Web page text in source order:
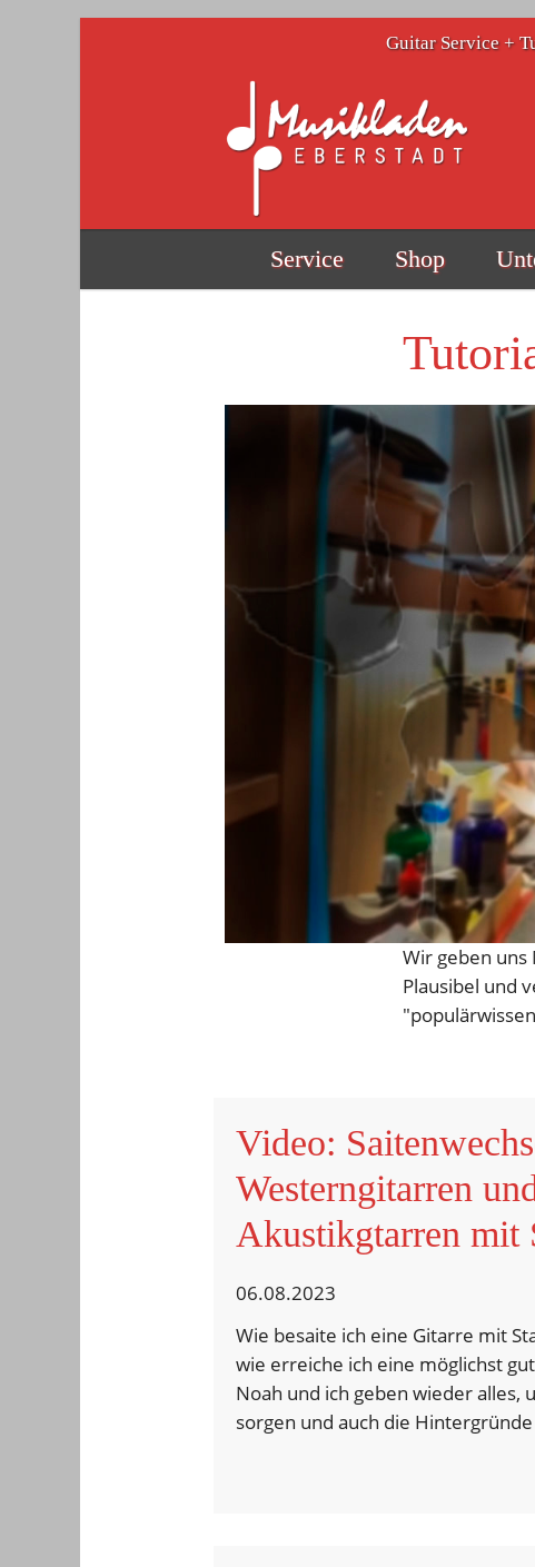
Guitar Service +
Service Shop
Wir geben uns
Plausibel und
Video:
Westerngitarren
Akustikgtarren mit
06.08.2023
Wie besaite ich eine Gitarre mit
wie erreiche ich eine möglichst
Noah und ich geben wieder alles,
sorgen und auch die